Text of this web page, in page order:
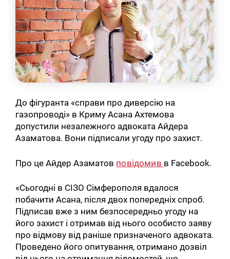
До фігуранта «справи про диверсію на
газопроводі» в Криму Асана Ахтемова
допустили незалежного адвоката Айдера
Азаматова. Вони підписали угоду про захист.
Про це Айдер Азаматов повідомив в Facebook.
«Сьогодні в СІЗО Сімферополя вдалося
побачити Асана, після двох попередніх спроб.
Підписав вже з ним безпосередньо угоду на
його захист і отримав від нього особисто заяву
про відмову від раніше призначеного адвоката.
Проведено його опитування, отримано дозвіл